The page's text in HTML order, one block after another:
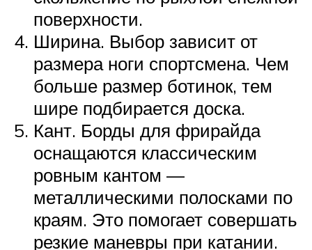
поверхности.
Ширина. Выбор зависит от
размера ноги спортсмена. Чем
больше размер ботинок, тем
шире подбирается доска.
Кант. Борды для фрирайда
оснащаются классическим
ровным кантом —
металлическими полосками по
краям. Это помогает совершать
резкие маневры при катании.